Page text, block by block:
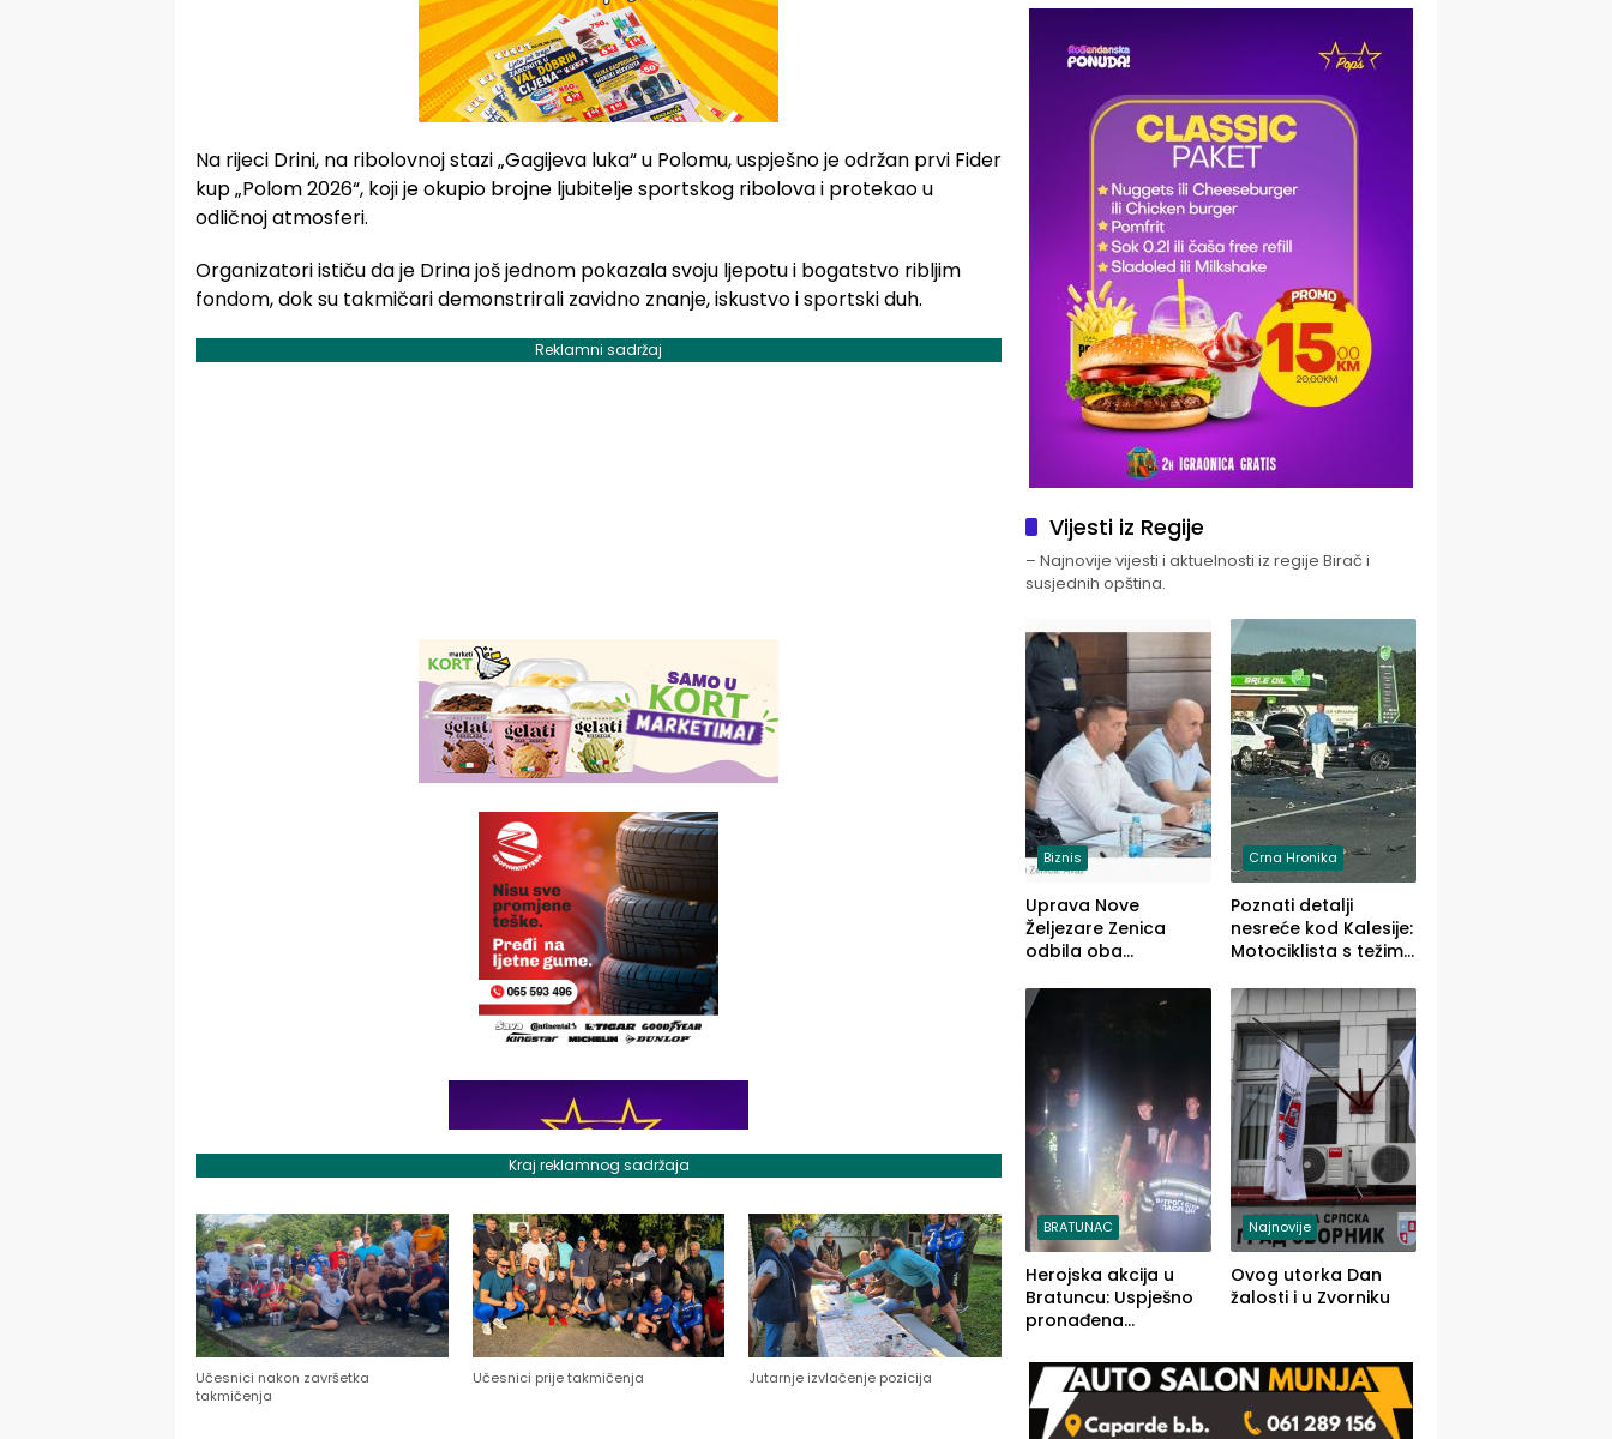
Na rijeci Drini, na ribolovnoj stazi „Gagijeva luka“ u Polomu, uspješno je održan prvi Fider
kup „Polom 2026“, koji je okupio brojne ljubitelje sportskog ribolova i protekao u
odličnoj atmosferi.
Organizatori ističu da je Drina još jednom pokazala svoju ljepotu i bogatstvo ribljim
fondom, dok su takmičari demonstrirali zavidno znanje, iskustvo i sportski duh.
Reklamni sadržaj
Kraj reklamnog sadržaja
Učesnici nakon završetka
takmičenja
Učesnici prije takmičenja Jutarnje izvlačenje pozicija
Vijesti iz Regije
– Najnovije vijesti i aktuelnosti iz regije Birač i
susjednih opština.
Biznis
Uprava Nove
Željezare Zenica
odbila oba
FBiH: Ustrajni da je
stečaj jedino rješenje
Crna Hronika
Poznati detalji
nesreće kod Kalesije:
Motociklista s težim,
lakšim povredama
BRATUNAC
Herojska akcija u
Bratuncu: Uspješno
pronađena
a Ivanka Lazić,
rodom iz Kravice.
Najnovije
Ovog utorka Dan
žalosti i u Zvorniku